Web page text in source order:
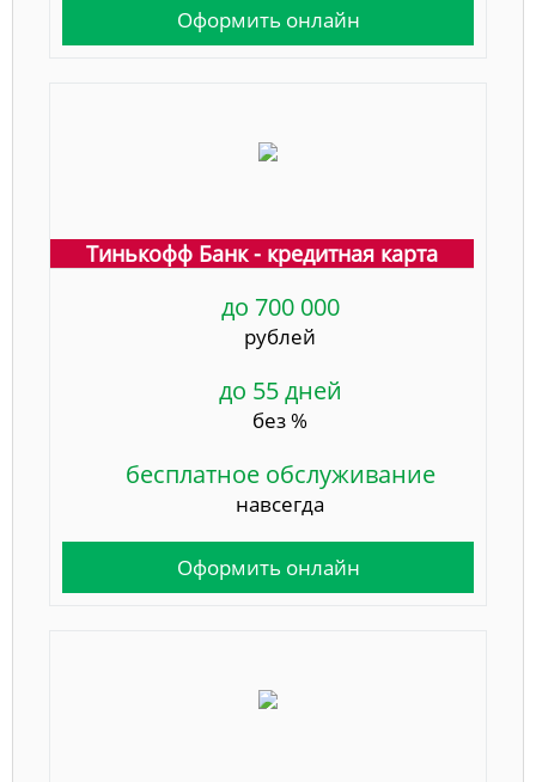
Оформить онлайн
Тинькофф Банк - кредитная карта
до 700 000
рублей
до 55 дней
без %
бесплатное обслуживание
навсегда
Оформить онлайн